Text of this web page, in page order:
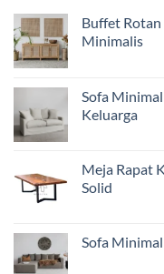
Buffet Rotan
Minimalis
Sofa
Keluarga
Meja Rapat
Solid
Sofa